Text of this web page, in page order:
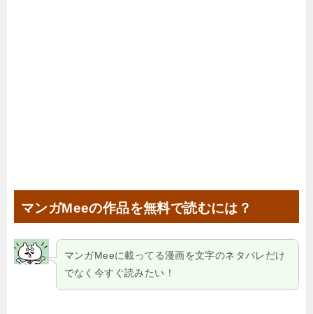
マンガMeeの作品を無料で読むには？
マンガMeeに載ってる漫画を文字のネタバレだけ
でなく今すぐ読みたい！